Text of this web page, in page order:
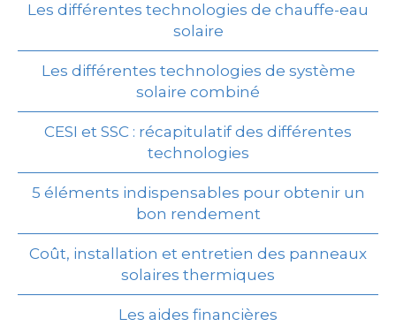
Les différentes technologies de chauffe-eau
solaire
Les différentes technologies de système
solaire combiné
CESI et SSC : récapitulatif des différentes
technologies
5 éléments indispensables pour obtenir un
bon rendement
Coût, installation et entretien des panneaux
solaires thermiques
Les aides financières